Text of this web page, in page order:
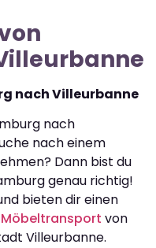
nach Villeurbanne
nach
nach einem
Dann bist du
genau richtig!
bieten dir einen
Möbeltransport von
Villeurbanne.